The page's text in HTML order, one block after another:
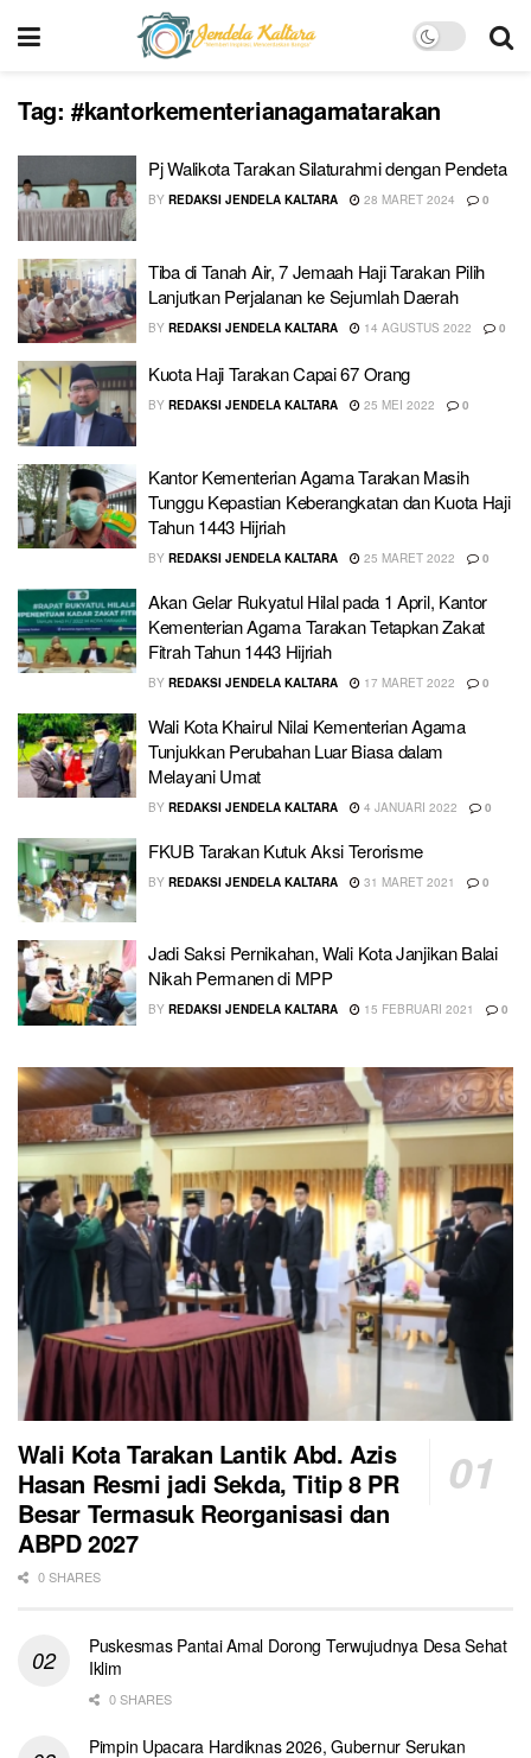
Tag: #kantorkementerianagamatarakan
Pj Walikota Tarakan Silaturahmi dengan Pendeta
BY REDAKSI JENDELA KALTARA 28 MARET 2024 0
Tiba di Tanah Air, 7 Jemaah Haji Tarakan Pilih
Lanjutkan Perjalanan ke Sejumlah Daerah
BY REDAKSI JENDELA KALTARA 14 AGUSTUS 2022 0
Kuota Haji Tarakan Capai 67 Orang
BY REDAKSI JENDELA KALTARA 25 MEI 2022 0
Kantor Kementerian Agama Tarakan Masih
Tunggu Kepastian Keberangkatan dan Kuota Haji
Tahun 1443 Hijriah
BY REDAKSI JENDELA KALTARA 25 MARET 2022 0
Akan Gelar Rukyatul Hilal pada 1 April, Kantor
Kementerian Agama Tarakan Tetapkan Zakat
Fitrah Tahun 1443 Hijriah
BY REDAKSI JENDELA KALTARA 17 MARET 2022 0
Wali Kota Khairul Nilai Kementerian Agama
Tunjukkan Perubahan Luar Biasa dalam
Melayani Umat
BY REDAKSI JENDELA KALTARA 4 JANUARI 2022 0
FKUB Tarakan Kutuk Aksi Terorisme
BY REDAKSI JENDELA KALTARA 31 MARET 2021 0
Jadi Saksi Pernikahan, Wali Kota Janjikan Balai
Nikah Permanen di MPP
BY REDAKSI JENDELA KALTARA 15 FEBRUARI 2021 0
Wali Kota Tarakan Lantik Abd. Azis
Hasan Resmi jadi Sekda, Titip 8 PR
Besar Termasuk Reorganisasi dan
ABPD 2027
0 SHARES
Puskesmas Pantai Amal Dorong Terwujudnya Desa Sehat
Iklim
0 SHARES
Pimpin Upacara Hardiknas 2026, Gubernur Serukan